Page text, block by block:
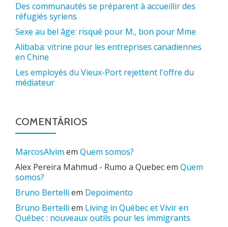
Des communautés se préparent à accueillir des
réfugiés syriens
Sexe au bel âge: risqué pour M., bon pour Mme
Alibaba: vitrine pour les entreprises canadiennes
en Chine
Les employés du Vieux-Port rejettent l'offre du
médiateur
COMENTÁRIOS
MarcosAlvim em Quem somos?
Alex Pereira Mahmud - Rumo a Quebecem Quem
somos?
Bruno Bertelli em Depoimento
Bruno Bertelli em Living in Québec et Vivir en
Québec : nouveaux outils pour les immigrants